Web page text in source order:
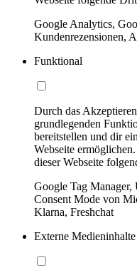
Google Analytics,
Kundenrezensionen,
Funktional
Durch das
grundlegenden
bereitstellen und dir
Webseite
dieser Webseite
Google Tag
Consent Mode von
Klarna, Freshchat
Externe Medieninhalte